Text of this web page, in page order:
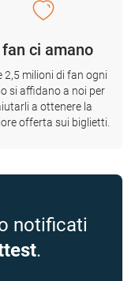
ci amano
2,5 milioni di fan ogni
si affidano a noi per
a ottenere la
offerta sui biglietti.
notificati
.